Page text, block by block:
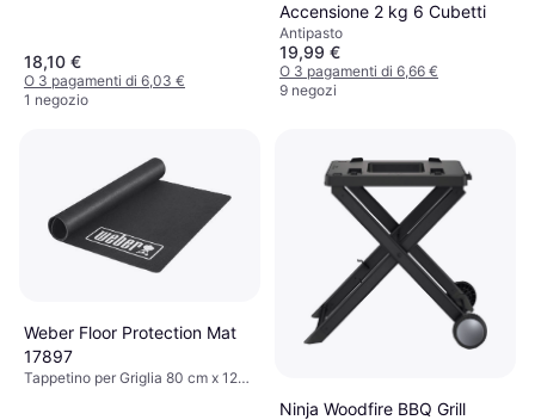
18,10 €
O 3 pagamenti di 6,03 €
1 negozio
Accensione 2 kg 6 Cubetti
Antipasto
19,99 €
O 3 pagamenti di 6,66 €
9 negozi
Weber Floor Protection Mat
17897
Tappetino per Griglia 80 cm x 120
Ninja Woodfire BBQ Grill